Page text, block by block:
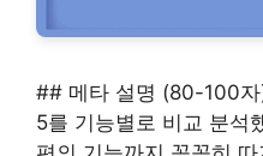
## 메타 설명 (80-100자
5를 기능별로 비교 분석